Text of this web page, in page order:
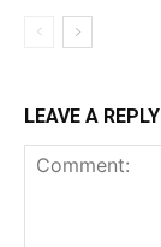
LEAVE A REPLY